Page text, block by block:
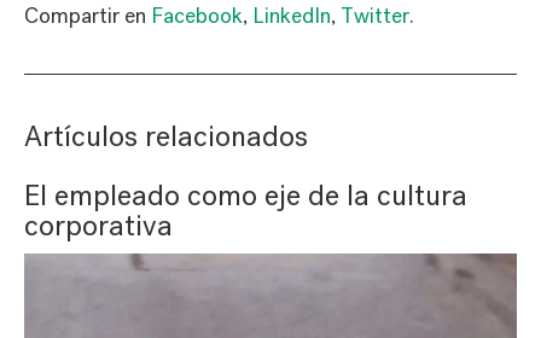
Compartir en Facebook, LinkedIn, Twitter.
Artículos relacionados
El empleado como eje de la cultura
corporativa